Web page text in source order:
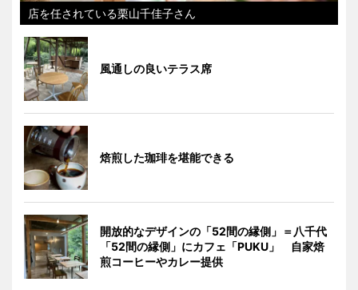
店を任されている栗山千佳子さん
風通しの良いテラス席
焙煎した珈琲を堪能できる
開放的なデザインの「52間の縁側」＝八千代
「52間の縁側」にカフェ「PUKU」 自家焙
煎コーヒーやカレー提供